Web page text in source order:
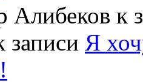
Алибеков к
записи Я